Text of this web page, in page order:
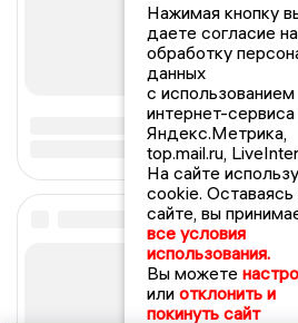
Нажимая кнопку
даете согласие на
обработку
данных
с использованием
интернет-сервиса
Яндекс.Метрика,
top.mail.ru,
На сайте
cookie. Оставаясь
сайте, вы
все условия
использования.
Вы можете
или отклонить и
покинуть сайт